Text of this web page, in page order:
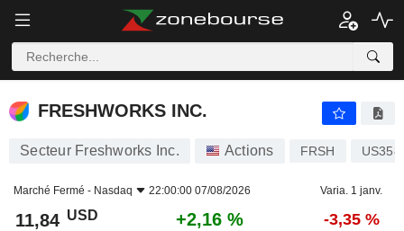
FRESHWORKS INC.
FRESHWORKS INC.
Secteur Freshworks Inc. Actions FRSH
Marché Fermé - Nasdaq 22:00:00 07/08/2026 Varia. 1 janv.
11,84 USD +2,16 % -3,35 %